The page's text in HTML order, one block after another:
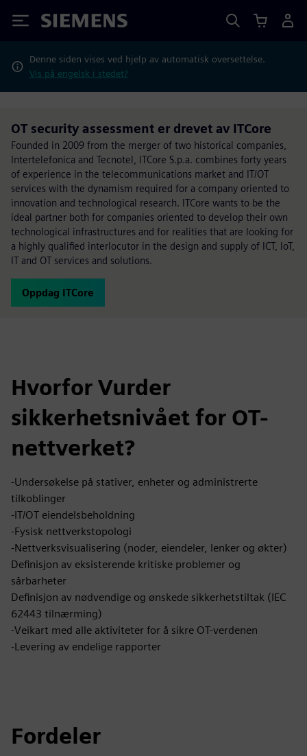
Siemens
Denne siden vises ved hjelp av automatisk oversettelse.
Vis på engelsk i stedet?
OT security assessment er drevet av ITCore
Founded in 2009 from the merger of two historical companies,
Intertelefonica and Tecnotel, ITCore S.p.a. combines forty years
of experience in the telecommunications market and IT/OT
services with the dynamism required for a company oriented to
innovation and technological research. ITCore wants to be the
ideal partner both for companies oriented to develop their own
technological infrastructures and for realities that are looking for
a highly qualified interlocutor in the design and supply of ICT, IoT,
IT and OT services and solutions.
Oppdag ITCore
Hvorfor Vurder
sikkerhetsnivået for OT-
nettverket?
-Undersøkelse på stativer, enheter og administrerte
tilkoblinger
-IT/OT eiendelsbeholdning
-Fysisk nettverkstopologi
-Nettverksvisualisering (noder, eiendeler, lenker og økter)
Definisjon av eksisterende kritiske problemer og
sårbarheter
Definisjon av nødvendige og ønskede sikkerhetstiltak (IEC
62443 tilnærming)
-Veikart med alle aktiviteter for å sikre OT-verdenen
-Levering av endelige rapporter
Fordeler